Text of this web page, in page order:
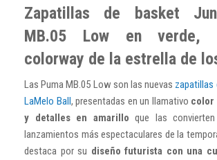
Zapatillas de basket
MB.05 Low en verde,
colorway de la estrella de
Las Puma MB.05 Low son las nuevas zapatillas
LaMelo Ball, presentadas en un llamativo color
y detalles en amarillo que las
lanzamientos más espectaculares de la
destaca por su diseño futurista con una